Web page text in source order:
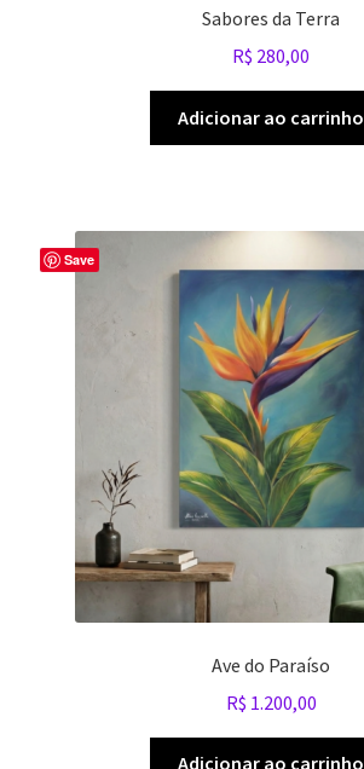
Sabores da Terra
R$ 280,00
Adicionar ao carrinho
Save
Ave do Paraíso
R$ 1.200,00
Adicionar ao carrinho